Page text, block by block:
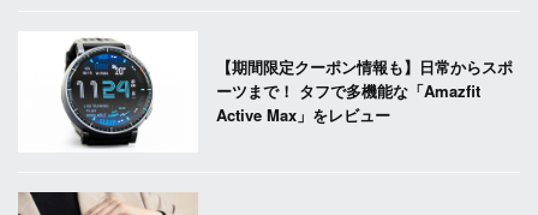
【期間限定クーポン情報も】日常からスポ
ーツまで！ タフで多機能な「Amazfit
Active Max」をレビュー